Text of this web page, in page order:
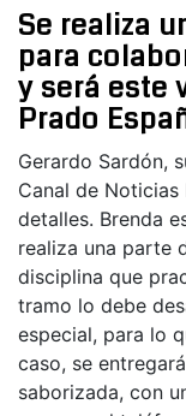
Se realiza
para
y será este
Prado
Gerardo Sardón,
Canal de
detalles. Brenda
realiza una parte
disciplina que
tramo lo debe
especial, para lo
caso, se
saborizada, con